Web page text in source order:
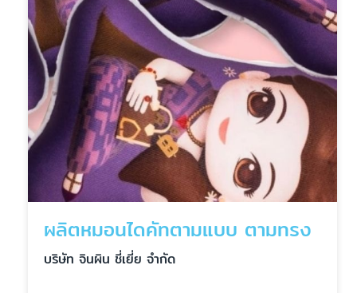
ผลิตหมอนไดคัทตามแบบ ตามทรง
บริษัท จินผิน ชี่เยี่ย จำกัด